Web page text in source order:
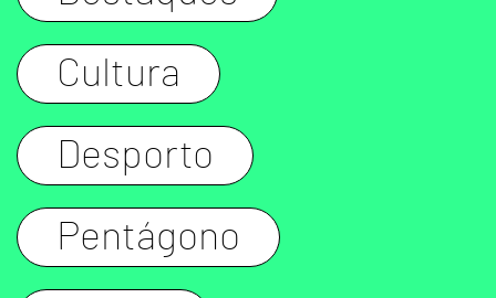
Cultura
Desporto
Pentágono